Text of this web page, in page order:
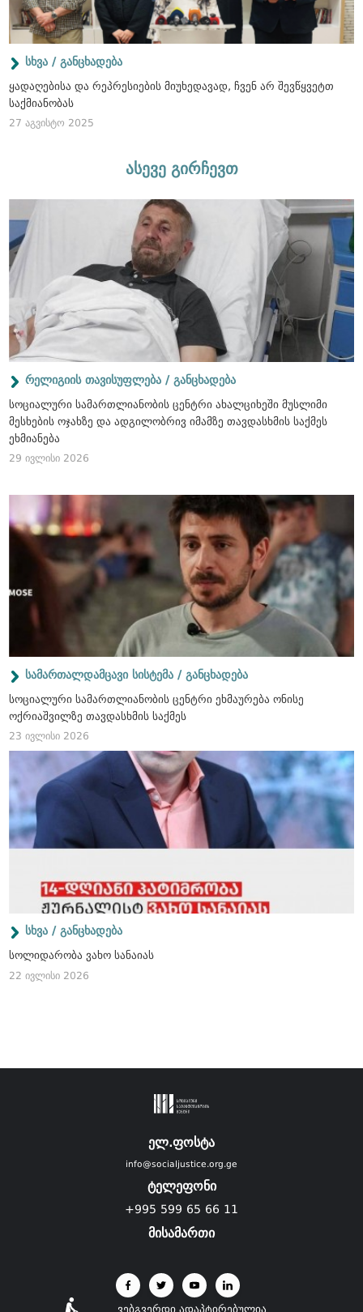
სხვა / განცხადება
ყადაღებისა და რეპრესიების მიუხედავად, ჩვენ არ შევწყვეტთ
საქმიანობას
27 აგვისტო 2025
ასევე გირჩევთ
რელიგიის თავისუფლება / განცხადება
სოციალური სამართლიანობის ცენტრი ახალციხეში მუსლიმი
მესხების ოჯახზე და ადგილობრივ იმამზე თავდასხმის საქმეს
ეხმიანება
29 ივლისი 2026
სამართალდამცავი სისტემა / განცხადება
სოციალური სამართლიანობის ცენტრი ეხმაურება ონისე
ოქრიაშვილზე თავდასხმის საქმეს
23 ივლისი 2026
სხვა / განცხადება
სოლიდარობა ვახო სანაიას
22 ივლისი 2026
ელ.ფოსტა
info@socialjustice.org.ge
ტელეფონი
+995 599 65 66 11
მისამართი
ვებგვერდი ადაპტირებულია